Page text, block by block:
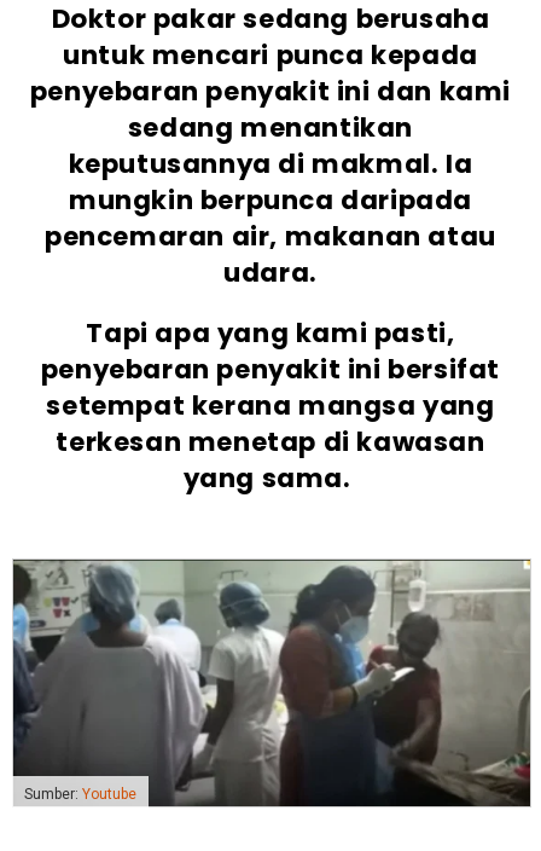
Doktor pakar sedang berusaha
untuk mencari punca kepada
penyebaran penyakit ini dan kami
sedang menantikan
keputusannya di makmal. Ia
mungkin berpunca daripada
pencemaran air, makanan atau
udara.
Tapi apa yang kami pasti,
penyebaran penyakit ini bersifat
setempat kerana mangsa yang
terkesan menetap di kawasan
yang sama.
Sumber: Youtube